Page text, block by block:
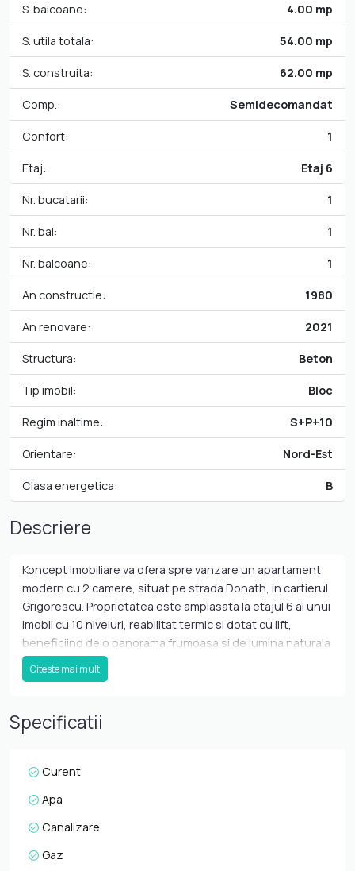
S. balcoane: 4.00 mp
S. utila totala: 54.00 mp
S. construita: 62.00 mp
Comp.: Semidecomandat
Confort: 1
Etaj: Etaj 6
Nr. bucatarii: 1
Nr. bai: 1
Nr. balcoane: 1
An constructie: 1980
An renovare: 2021
Structura: Beton
Tip imobil: Bloc
Regim inaltime: S+P+10
Orientare: Nord-Est
Clasa energetica: B
Descriere
Koncept Imobiliare va ofera spre vanzare un apartament
modern cu 2 camere, situat pe strada Donath, in cartierul
Grigorescu. Proprietatea este amplasata la etajul 6 al unui
imobil cu 10 niveluri, reabilitat termic si dotat cu lift,
beneficiind de o panorama frumoasa si de lumina naturala
pe tot parcursul zilei. Apartamentul este compartimentat
eficient si functional, fiind compus din living open space,
in suprafata utila, integrat armonios cu zona de living
pentru un plus de spatiu si confort. Locuinta dispune de
consumului si al temperaturii interioare. Finisajele
incluse transforma aceasta proprietate intr-o alegere
ideala pentru cei care isi doresc o locuinta gata de
excelenta, in imediata apropiere a magazinelor, statiilor
Citeste mai mult
Specificatii
Curent
Apa
Canalizare
Gaz